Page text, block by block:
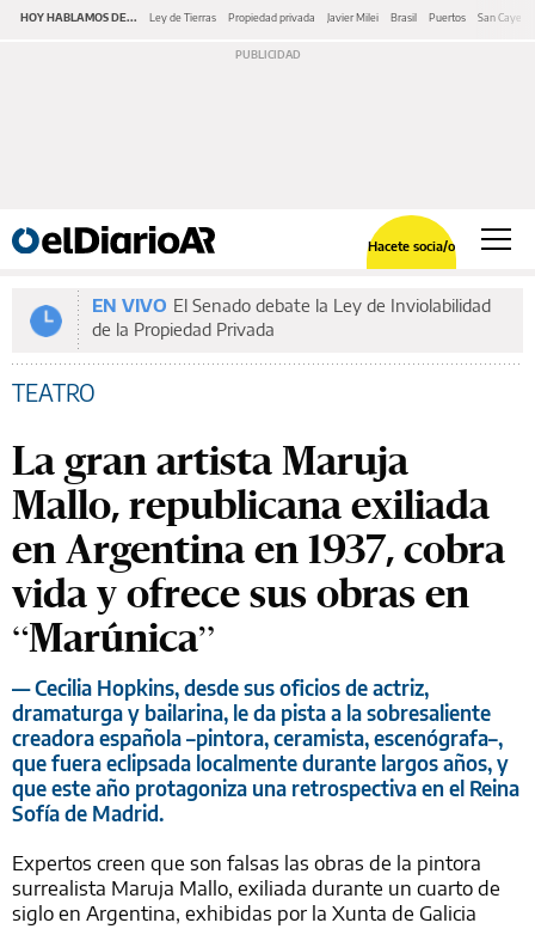
HOY HABLAMOS DE... Ley de Tierras Propiedad privada Javier Milei Brasil Puertos San
Hacete socia/o
EN VIVO El Senado debate la Ley de Inviolabilidad
de la Propiedad Privada
TEATRO
La gran artista Maruja
Mallo, republicana exiliada
en Argentina en 1937, cobra
vida y ofrece sus obras en
“Marúnica”
— Cecilia Hopkins, desde sus oficios de actriz,
dramaturga y bailarina, le da pista a la sobresaliente
creadora española –pintora, ceramista, escenógrafa–,
que fuera eclipsada localmente durante largos años, y
que este año protagoniza una retrospectiva en el Reina
Sofía de Madrid.
Expertos creen que son falsas las obras de la pintora
surrealista Maruja Mallo, exiliada durante un cuarto de
siglo en Argentina, exhibidas por la Xunta de Galicia